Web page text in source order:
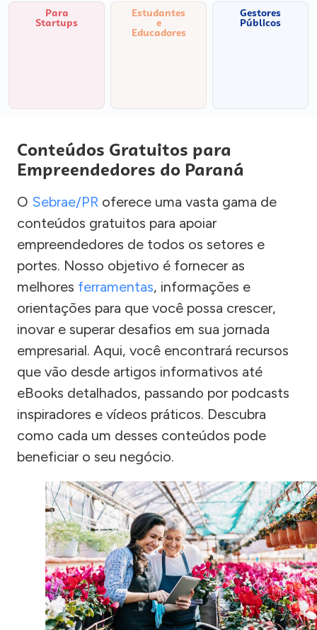
Para
Startups
Estudantes
e
Educadores
Gestores
Públicos
Conteúdos Gratuitos para
Empreendedores do Paraná
O Sebrae/PR oferece uma vasta gama de
conteúdos gratuitos para apoiar
empreendedores de todos os setores e
portes. Nosso objetivo é fornecer as
melhores ferramentas, informações e
orientações para que você possa crescer,
inovar e superar desafios em sua jornada
empresarial. Aqui, você encontrará recursos
que vão desde artigos informativos até
eBooks detalhados, passando por podcasts
inspiradores e vídeos práticos. Descubra
como cada um desses conteúdos pode
beneficiar o seu negócio.